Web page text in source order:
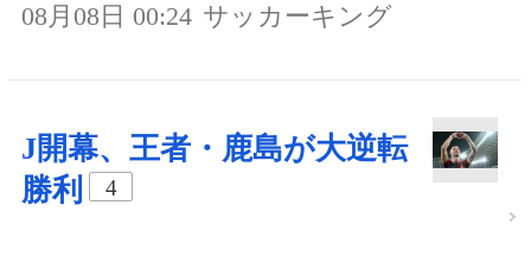
08月08日 00:24 サッカーキング
J開幕、王者・鹿島が大逆転
勝利
4